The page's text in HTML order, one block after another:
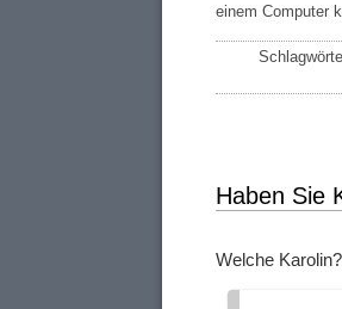
einem Computer
Haben Sie
Welche Karolin?